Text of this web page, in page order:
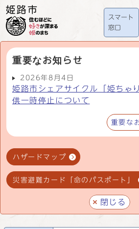
スマート
窓口
重要なお知らせ
2026年8月4日
姫路市シェアサイクル「姫ちゃ
供一時停止について
重要な
ハザードマップ
災害避難カード「命のパスポート」
閉じる